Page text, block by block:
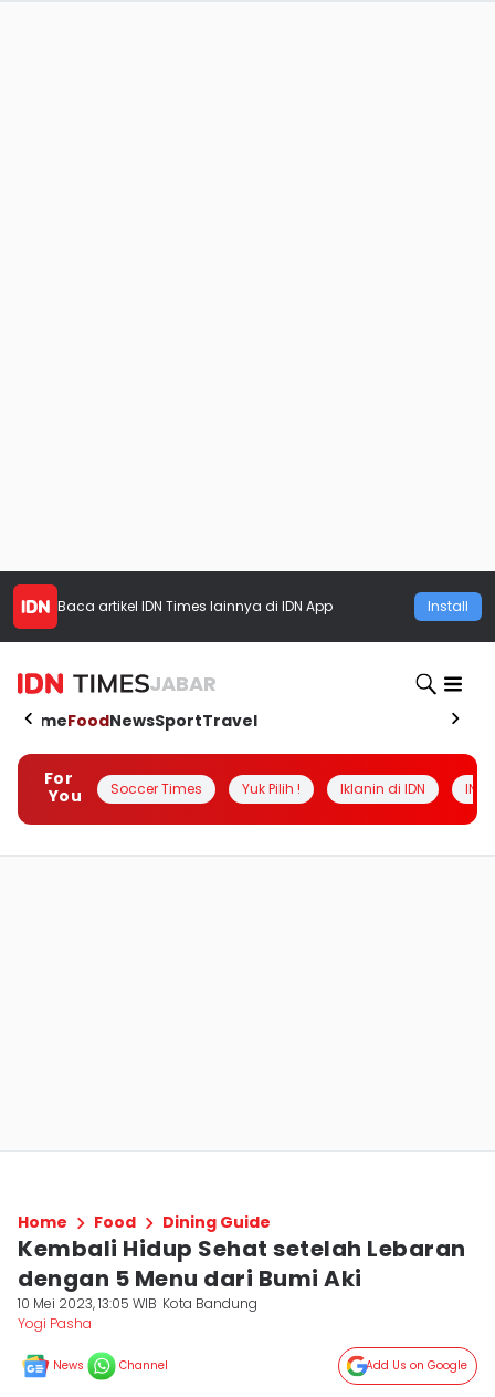
Baca artikel IDN Times lainnya di IDN App Install
JABAR
HomeFoodNewsSportTravel
For
You
Soccer Times Yuk Pilih ! Iklanin di IDN
Home Food Dining Guide
Kembali Hidup Sehat setelah Lebaran
dengan 5 Menu dari Bumi Aki
10 Mei 2023, 13:05 WIB Kota Bandung
Yogi Pasha
News Channel Add Us on Google